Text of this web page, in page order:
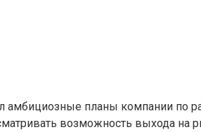
планы компании по
возможность выхода